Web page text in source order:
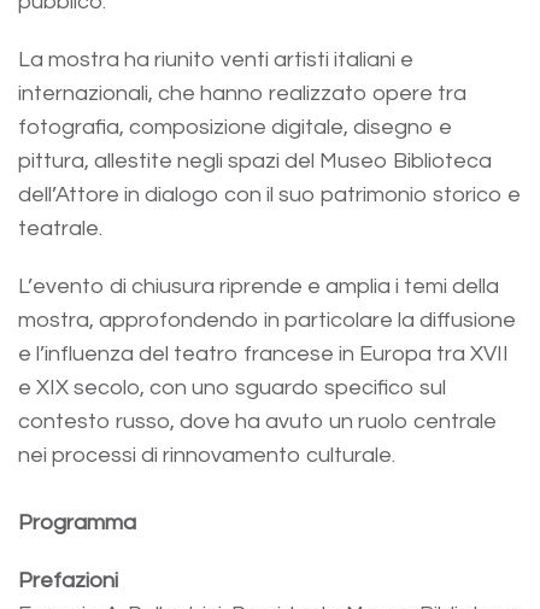
La mostra ha riunito venti artisti italiani e
internazionali, che hanno realizzato opere tra
fotografia, composizione digitale, disegno e
pittura, allestite negli spazi del Museo Biblioteca
dell’Attore in dialogo con il suo patrimonio storico e
teatrale.
L’evento di chiusura riprende e amplia i temi della
mostra, approfondendo in particolare la diffusione
e l’influenza del teatro francese in Europa tra XVII
e XIX secolo, con uno sguardo specifico sul
contesto russo, dove ha avuto un ruolo centrale
nei processi di rinnovamento culturale.
Programma
Prefazioni